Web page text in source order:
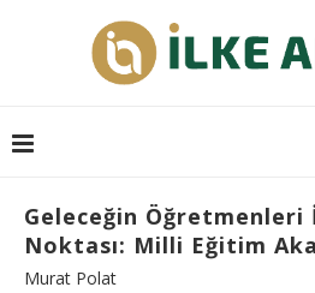
Geleceğin Öğretmenleri
Noktası: Milli Eğitim
Murat Polat